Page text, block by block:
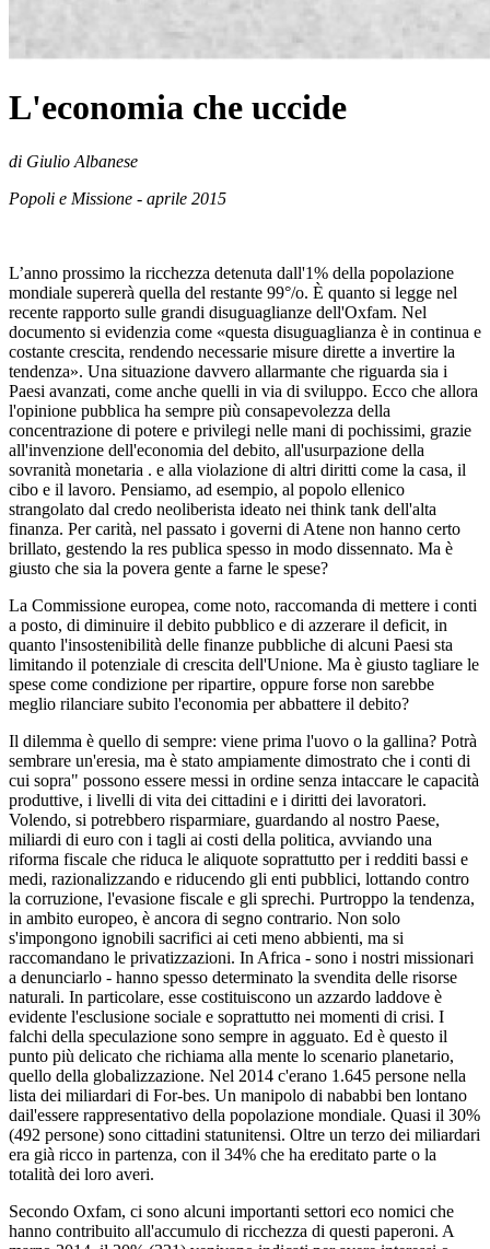
L'economia che uccide
di Giulio Albanese
Popoli e Missione - aprile 2015
L’anno prossimo la ricchezza detenuta dall'1% della popolazione
mondiale supererà quella del restante 99°/o. È quanto si legge nel
recente rapporto sulle grandi disuguaglianze dell'Oxfam. Nel
documento si evidenzia come «questa disuguaglianza è in continua e
costante crescita, rendendo necessarie misure dirette a invertire la
tendenza». Una situazione davvero allarmante che riguarda sia i
Paesi avanzati, come anche quelli in via di sviluppo. Ecco che allora
l'opinione pubblica ha sempre più consapevolezza della
concentrazione di potere e privilegi nelle mani di pochissimi, grazie
all'invenzione dell'economia del debito, all'usurpazione della
sovranità monetaria . e alla violazione di altri diritti come la casa, il
cibo e il lavoro. Pensiamo, ad esempio, al popolo ellenico
strangolato dal credo neoliberista ideato nei think tank dell'alta
finanza. Per carità, nel passato i governi di Atene non hanno certo
brillato, gestendo la res publica spesso in modo dissennato. Ma è
giusto che sia la povera gente a farne le spese?
La Commissione europea, come noto, raccomanda di mettere i conti
a posto, di diminuire il debito pubblico e di azzerare il deficit, in
quanto l'insostenibilità delle finanze pubbliche di alcuni Paesi sta
limitando il potenziale di crescita dell'Unione. Ma è giusto tagliare le
spese come condizione per ripartire, oppure forse non sarebbe
meglio rilanciare subito l'economia per abbattere il debito?
Il dilemma è quello di sempre: viene prima l'uovo o la gallina? Potrà
sembrare un'eresia, ma è stato ampiamente dimostrato che i conti di
cui sopra" possono essere messi in ordine senza intaccare le capacità
produttive, i livelli di vita dei cittadini e i diritti dei lavoratori.
Volendo, si potrebbero risparmiare, guardando al nostro Paese,
miliardi di euro con i tagli ai costi della politica, avviando una
riforma fiscale che riduca le aliquote soprattutto per i redditi bassi e
medi, razionalizzando e riducendo gli enti pubblici, lottando contro
la corruzione, l'evasione fiscale e gli sprechi. Purtroppo la tendenza,
in ambito europeo, è ancora di segno contrario. Non solo
s'impongono ignobili sacrifici ai ceti meno abbienti, ma si
raccomandano le privatizzazioni. In Africa - sono i nostri missionari
a denunciarlo - hanno spesso determinato la svendita delle risorse
naturali. In particolare, esse costituiscono un azzardo laddove è
evidente l'esclusione sociale e soprattutto nei momenti di crisi. I
falchi della speculazione sono sempre in agguato. Ed è questo il
punto più delicato che richiama alla mente lo scenario planetario,
quello della globalizzazione. Nel 2014 c'erano 1.645 persone nella
lista dei miliardari di For-bes. Un manipolo di nababbi ben lontano
dail'essere rappresentativo della popolazione mondiale. Quasi il 30%
(492 persone) sono cittadini statunitensi. Oltre un terzo dei miliardari
era già ricco in partenza, con il 34% che ha ereditato parte o la
totalità dei loro averi.
Secondo Oxfam, ci sono alcuni importanti settori eco nomici che
hanno contribuito all'accumulo di ricchezza di questi paperoni. A